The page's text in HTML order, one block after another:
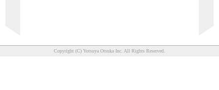
Copyright (C) Yotsuya Otsuka Inc. All Rights Reserved.